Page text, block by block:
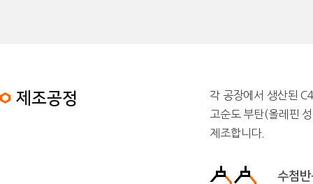
제조공정
각 공장에서 생산된
고순도 부탄(올레핀
제조합니다.
수첨